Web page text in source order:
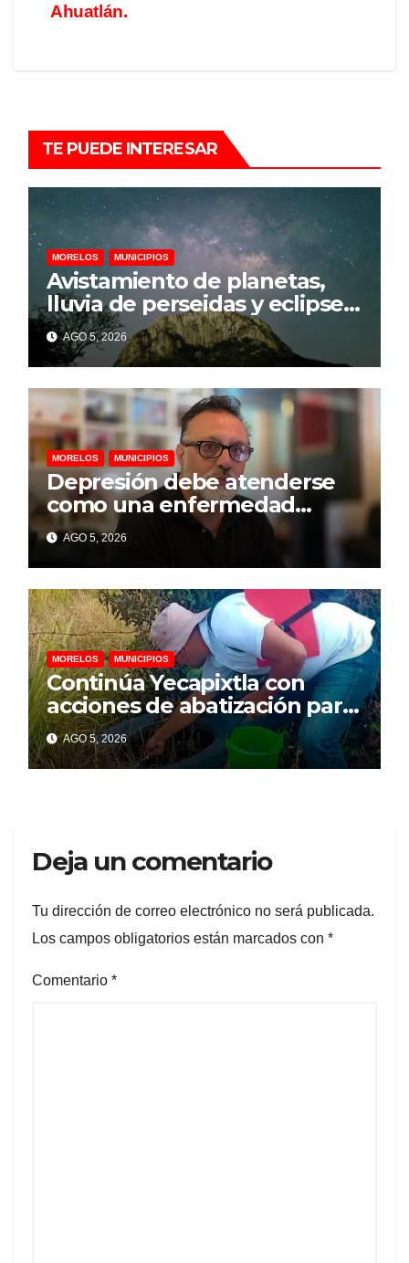
Ahuatlán.
TE PUEDE INTERESAR
MORELOS MUNICIPIOS
Avistamiento de planetas,
lluvia de perseidas y eclipse
parcial llegarán a
Chalcatzingo en agosto
AGO 5, 2026
MORELOS MUNICIPIOS
Depresión debe atenderse
como una enfermedad
mental para prevenir el
suicidio: psicólogo
AGO 5, 2026
MORELOS MUNICIPIOS
Continúa Yecapixtla con
acciones de abatización para
prevenir dengue, zika y
chikungunya
AGO 5, 2026
Deja un comentario
Tu dirección de correo electrónico no será publicada.
Los campos obligatorios están marcados con *
Comentario *